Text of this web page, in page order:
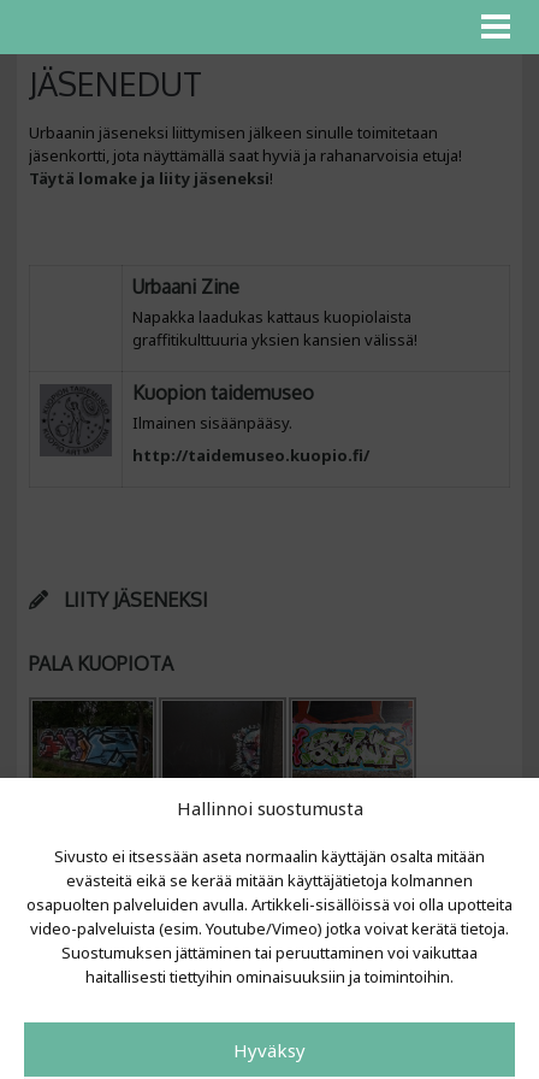
Hallinnoi suostumusta
Sivusto ei itsessään aseta normaalin käyttäjän osalta mitään
evästeitä eikä se kerää mitään käyttäjätietoja kolmannen
osapuolten palveluiden avulla. Artikkeli-sisällöissä voi olla upotteita
video-palveluista (esim. Youtube/Vimeo) jotka voivat kerätä tietoja.
Suostumuksen jättäminen tai peruuttaminen voi vaikuttaa
haitallisesti tiettyihin ominaisuuksiin ja toimintoihin.
Hyväksy
JÄSENEDUT
Urbaanin jäseneksi liittymisen jälkeen sinulle toimitetaan
jäsenkortti, jota näyttämällä saat hyviä ja rahanarvoisia etuja!
Täytä lomake ja liity jäseneksi!
Urbaani Zine
Napakka laadukas kattaus kuopiolaista
graffitikulttuuria yksien kansien välissä!
Kuopion taidemuseo
Ilmainen sisäänpääsy.
http://taidemuseo.kuopio.fi/
LIITY JÄSENEKSI
PALA KUOPIOTA
VIIMEISIMMÄT ARTIKKELIT
LAINIT 2025: Tarhapäivä